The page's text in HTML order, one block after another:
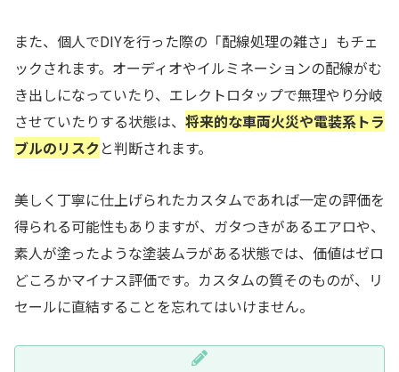
また、個人でDIYを行った際の「配線処理の雑さ」もチェ
ックされます。オーディオやイルミネーションの配線がむ
き出しになっていたり、エレクトロタップで無理やり分岐
させていたりする状態は、 将来的な車両火災や電装系トラ
ブルのリスクと判断されます。
美しく丁寧に仕上げられたカスタムであれば一定の評価を
得られる可能性もありますが、ガタつきがあるエアロや、
素人が塗ったような塗装ムラがある状態では、価値はゼロ
どころかマイナス評価です。カスタムの質そのものが、リ
セールに直結することを忘れてはいけません。